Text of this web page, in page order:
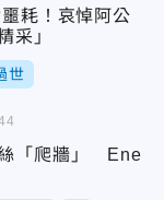
耗！哀悼阿公
采」
世
「爬牆」 Ene